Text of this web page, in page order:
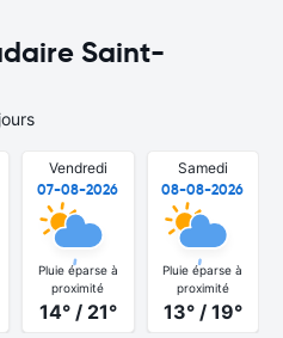
Saint-
Vendredi
07-08-2026
Pluie éparse à
proximité
14° / 21°
Samedi
08-08-2026
Pluie éparse à
proximité
13° / 19°